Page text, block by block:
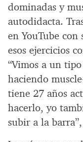
dominadas y
autodidacta.
en YouTube
esos ejercicios
“Vimos a un
haciendo
tiene 27 años
hacerlo, yo
subir a la